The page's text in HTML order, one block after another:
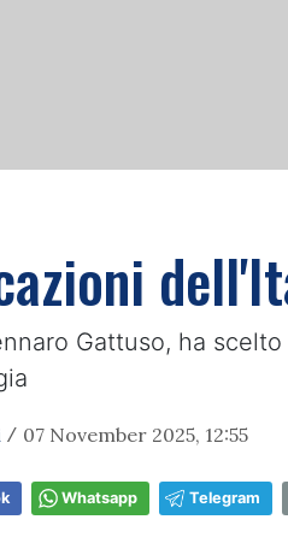
Gattuso, ha
/ 07 November 2025, 12:55
Whatsapp Telegram